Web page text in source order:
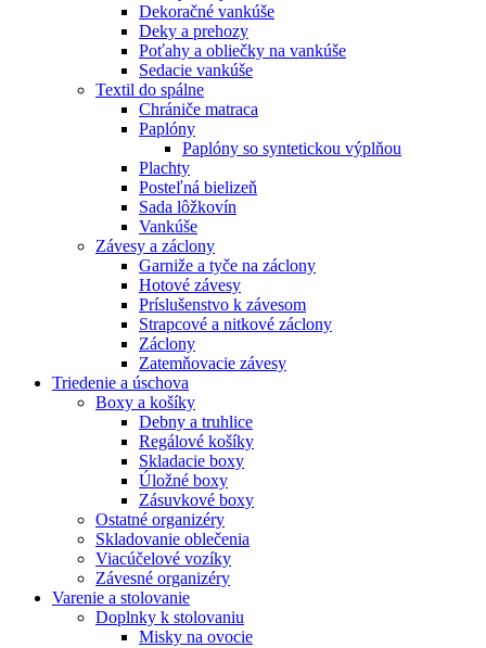
Dekoračné vankúše
Deky a prehozy
Poťahy a obliečky na vankúše
Sedacie vankúše
Textil do spálne
Chrániče matraca
Paplóny
Paplóny so syntetickou výplňou
Plachty
Posteľná bielizeň
Sada lôžkovín
Vankúše
Závesy a záclony
Garniže a tyče na záclony
Hotové závesy
Príslušenstvo k závesom
Strapcové a nitkové záclony
Záclony
Zatemňovacie závesy
Triedenie a úschova
Boxy a košíky
Debny a truhlice
Regálové košíky
Skladacie boxy
Úložné boxy
Zásuvkové boxy
Ostatné organizéry
Skladovanie oblečenia
Viacúčelové vozíky
Závesné organizéry
Varenie a stolovanie
Doplnky k stolovaniu
Misky na ovocie